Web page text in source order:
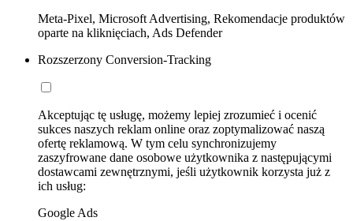
Meta-Pixel, Microsoft Advertising, Rekomendacje produktów
oparte na kliknięciach, Ads Defender
Rozszerzony Conversion-Tracking
Akceptując tę usługę, możemy lepiej zrozumieć i ocenić
sukces naszych reklam online oraz zoptymalizować naszą
ofertę reklamową. W tym celu synchronizujemy
zaszyfrowane dane osobowe użytkownika z następującymi
dostawcami zewnętrznymi, jeśli użytkownik korzysta już z
ich usług:
Google Ads